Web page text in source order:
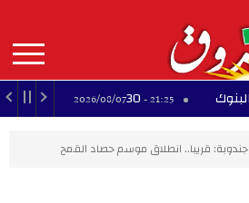
contenu
principal
MAIN
NAVIGATION 21:25 - 2026/08/07 30 عارضًا يشاركون في معرض الصناعات التقليدية بالمحرس
جندوبة: قريبا.. انطلاق موسم حصاد القمح